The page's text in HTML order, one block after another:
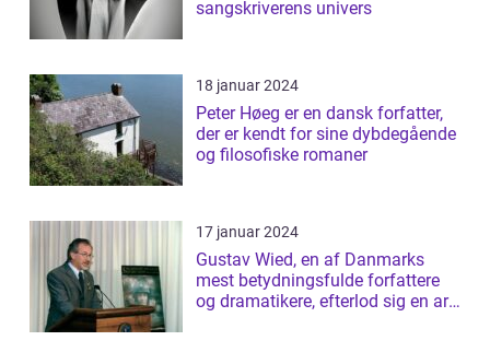
sangskriverens univers
18 januar 2024
Peter Høeg er en dansk forfatter,
der er kendt for sine dybdegående
og filosofiske romaner
17 januar 2024
Gustav Wied, en af Danmarks
mest betydningsfulde forfattere
og dramatikere, efterlod sig en arv